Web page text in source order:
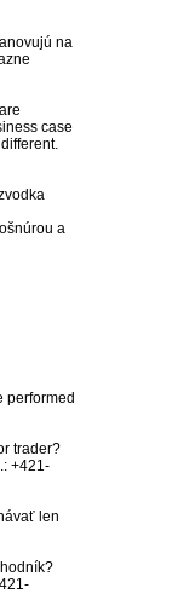
na
case
a
performed
trader?
+421-
len